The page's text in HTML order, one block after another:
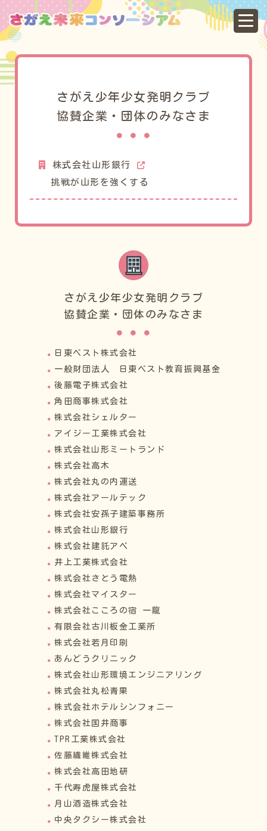
協
さがえ少年少女発明クラブ
協賛企業・団体のみなさま
株式会社山形銀行
挑戦が山形を強くする
さがえ少年少女発明クラブ
協賛企業・団体のみなさま
日東ベスト株式会社
一般財団法人 日東ベスト教育振興基金
後藤電子株式会社
角田商事株式会社
株式会社シェルター
アイジー工業株式会社
株式会社山形ミートランド
株式会社高木
株式会社丸の内運送
株式会社アールテック
株式会社安孫子建築事務所
株式会社山形銀行
株式会社建託アベ
井上工業株式会社
株式会社さとう電熱
株式会社マイスター
株式会社こころの宿 一龍
有限会社古川板金工業所
株式会社若月印刷
あんどうクリニック
株式会社山形環境エンジニアリング
株式会社丸松青果
株式会社ホテルシンフォニー
株式会社国井商事
TPR工業株式会社
佐藤繊維株式会社
株式会社高田地研
千代寿虎屋株式会社
月山酒造株式会社
中央タクシー株式会社